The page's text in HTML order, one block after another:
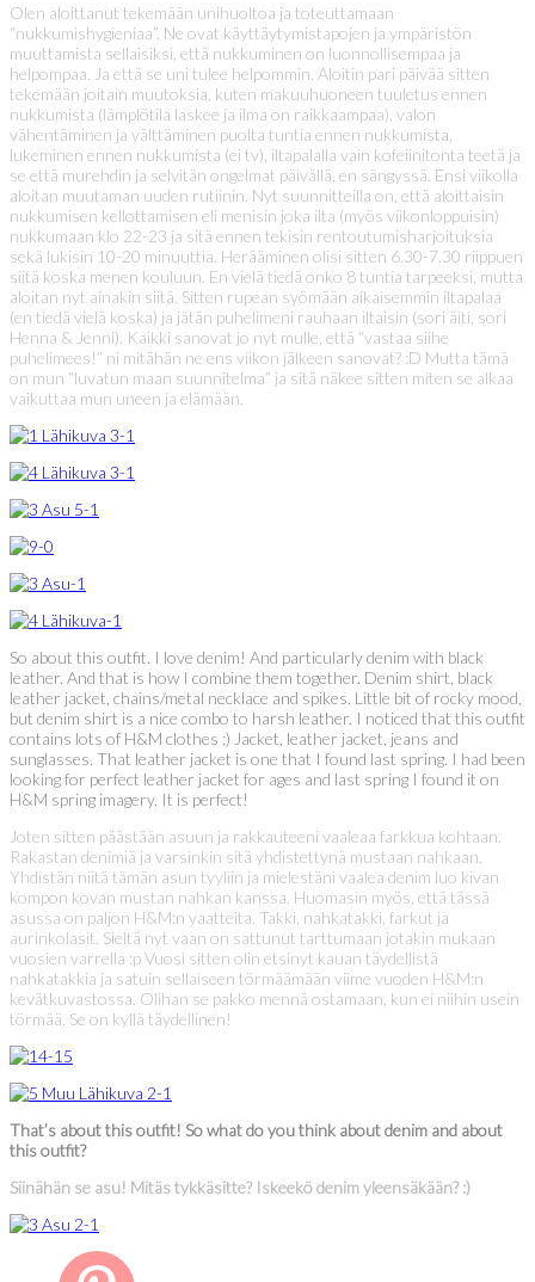
Olen aloittanut tekemään unihuoltoa ja toteuttamaan
“nukkumishygieniaa”. Ne ovat käyttäytymistapojen ja ympäristön
muuttamista sellaisiksi, että nukkuminen on luonnollisempaa ja
helpompaa. Ja että se uni tulee helpommin. Aloitin pari päivää sitten
tekemään joitain muutoksia, kuten makuuhuoneen tuuletus ennen
nukkumista (lämplötila laskee ja ilma on raikkaampaa), valon
vähentäminen ja välttäminen puolta tuntia ennen nukkumista,
lukeminen ennen nukkumista (ei tv), iltapalalla vain kofeiinitonta teetä ja
se että murehdin ja selvitän ongelmat päivällä, en sängyssä. Ensi viikolla
aloitan muutaman uuden rutiinin. Nyt suunnitteilla on, että aloittaisin
nukkumisen kellottamisen eli menisin joka ilta (myös viikonloppuisin)
nukkumaan klo 22-23 ja sitä ennen tekisin rentoutumisharjoituksia
sekä lukisin 10-20 minuuttia. Herääminen olisi sitten 6.30-7.30 riippuen
siitä koska menen kouluun. En vielä tiedä onko 8 tuntia tarpeeksi, mutta
aloitan nyt ainakin siitä. Sitten rupean syömään aikaisemmin iltapalaa
(en tiedä vielä koska) ja jätän puhelimeni rauhaan iltaisin (sori äiti, sori
Henna & Jenni). Kaikki sanovat jo nyt mulle, että “vastaa siihe
puhelimees!” ni mitähän ne ens viikon jälkeen sanovat? :D Mutta tämä
on mun “luvatun maan suunnitelma” ja sitä näkee sitten miten se alkaa
vaikuttaa mun uneen ja elämään.
So about this outfit. I love denim! And particularly denim with black
leather. And that is how I combine them together. Denim shirt, black
leather jacket, chains/metal necklace and spikes. Little bit of rocky mood,
but denim shirt is a nice combo to harsh leather. I noticed that this outfit
contains lots of H&M clothes :) Jacket, leather jacket, jeans and
sunglasses. That leather jacket is one that I found last spring. I had been
looking for perfect leather jacket for ages and last spring I found it on
H&M spring imagery. It is perfect!
Joten sitten päästään asuun ja rakkauteeni vaaleaa farkkua kohtaan.
Rakastan denimiä ja varsinkin sitä yhdistettynä mustaan nahkaan.
Yhdistän niitä tämän asun tyyliin ja mielestäni vaalea denim luo kivan
kompon kovan mustan nahkan kanssa. Huomasin myös, että tässä
asussa on paljon H&M:n vaatteita. Takki, nahkatakki, farkut ja
aurinkolasit. Sieltä nyt vaan on sattunut tarttumaan jotakin mukaan
vuosien varrella :p Vuosi sitten olin etsinyt kauan täydellistä
nahkatakkia ja satuin sellaiseen törmäämään viime vuoden H&M:n
kevätkuvastossa. Olihan se pakko mennä ostamaan, kun ei niihin usein
törmää. Se on kyllä täydellinen!
That’s about this outfit! So what do you think about denim and about
this outfit?
Siinähän se asu! Mitäs tykkäsitte? Iskeekö denim yleensäkään? :)